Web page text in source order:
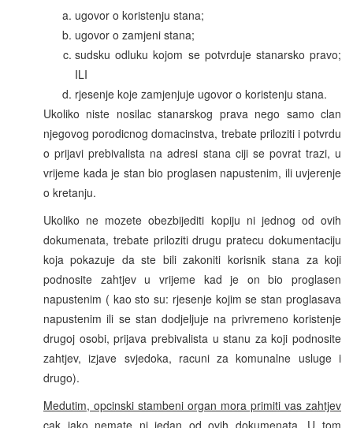
ugovor o koristenju stana;
ugovor o zamjeni stana;
sudsku odluku kojom se potvrduje stanarsko pravo;
ILI
rjesenje koje zamjenjuje ugovor o koristenju stana.
Ukoliko niste nosilac stanarskog prava nego samo clan
njegovog porodicnog domacinstva, trebate priloziti i potvrdu
o prijavi prebivalista na adresi stana ciji se povrat trazi, u
vrijeme kada je stan bio proglasen napustenim, ili uvjerenje
o kretanju.
Ukoliko ne mozete obezbijediti kopiju ni jednog od ovih
dokumenata, trebate priloziti drugu pratecu dokumentaciju
koja pokazuje da ste bili zakoniti korisnik stana za koji
podnosite zahtjev u vrijeme kad je on bio proglasen
napustenim ( kao sto su: rjesenje kojim se stan proglasava
napustenim ili se stan dodjeljuje na privremeno koristenje
drugoj osobi, prijava prebivalista u stanu za koji podnosite
zahtjev, izjave svjedoka, racuni za komunalne usluge i
drugo).
Medutim, opcinski stambeni organ mora primiti vas zahtjev
cak iako nemate ni jedan od ovih dokumenata . U tom